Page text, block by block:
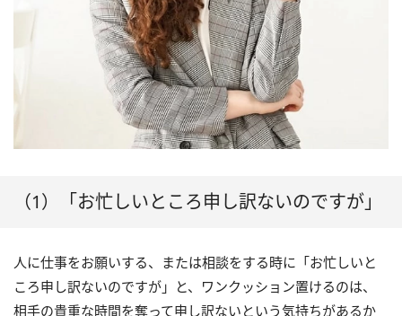
（1）「お忙しいところ申し訳ないのですが」
人に仕事をお願いする、または相談をする時に「お忙しいと
ころ申し訳ないのですが」と、ワンクッション置けるのは、
相手の貴重な時間を奪って申し訳ないという気持ちがあるか